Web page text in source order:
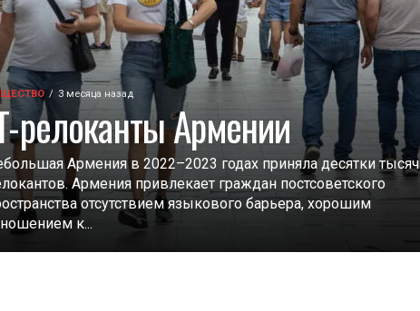
3 месяца назад
релоканты Армении
Армения в 2022–2023 годах приняла десятки тысяч
Армения привлекает граждан постсоветского
отсутствием языкового барьера, хорошим
к...